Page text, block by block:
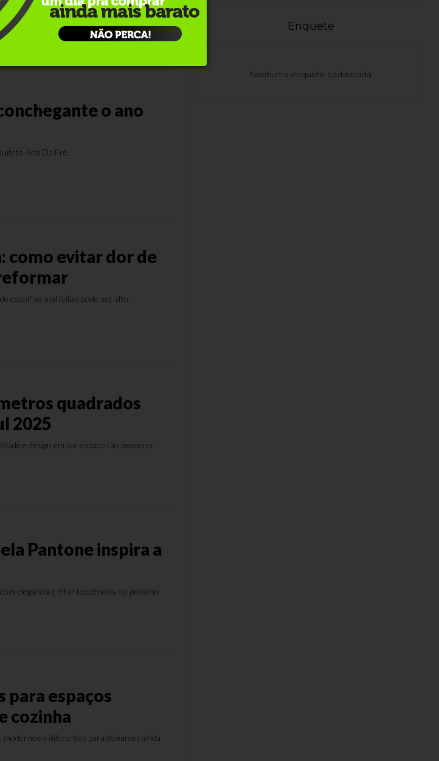
dedicados ao armazenamento de vinhos vêm
de residências
o ano
Rob Da Fré.
como evitar dor de
escolhas mal feitas pode ser alto.
quadrados
2025
e design em um espaço tão pequeno.
Pantone inspira a
elegância e ditar tendências no próximo
para espaços
cozinha
e diferentes para deixarem ainda
Enquete
Nenhuma enquete cadastrada